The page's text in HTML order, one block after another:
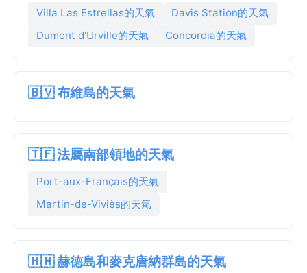
Villa Las Estrellas的天氣
Davis Station的天氣
Dumont d'Urville的天氣
Concordia的天氣
🇧🇻 布維島的天氣
🇹🇫 法屬南部領地的天氣
Port-aux-Français的天氣
Martin-de-Viviès的天氣
🇭🇲 赫德島和麥克唐納群島的天氣